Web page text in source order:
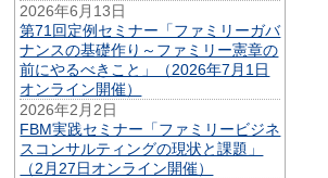
2026年6月13日
第71回定例セミナー「ファミリーガバ
ナンスの基礎作り～ファミリー憲章の
前にやるべきこと」（2026年7月1日
オンライン開催）
2026年2月2日
FBM実践セミナー「ファミリービジネ
スコンサルティングの現状と課題」
（2月27日オンライン開催）